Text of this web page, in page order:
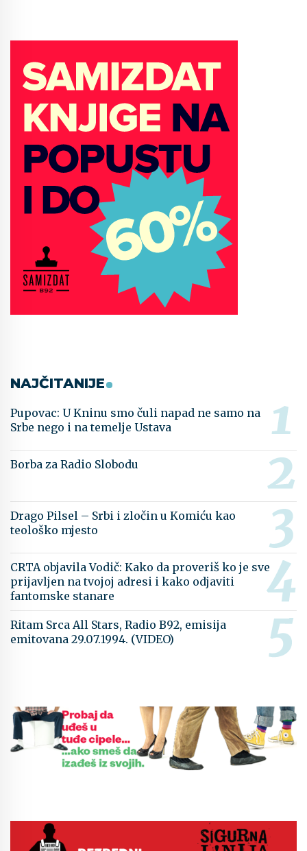
NAJČITANIJE
Pupovac: U Kninu smo čuli napad ne samo na
Srbe nego i na temelje Ustava
Borba za Radio Slobodu
Drago Pilsel – Srbi i zločin u Komiću kao
teološko mjesto
CRTA objavila Vodič: Kako da proveriš ko je sve
prijavljen na tvojoj adresi i kako odjaviti
fantomske stanare
Ritam Srca All Stars, Radio B92, emisija
emitovana 29.07.1994. (VIDEO)